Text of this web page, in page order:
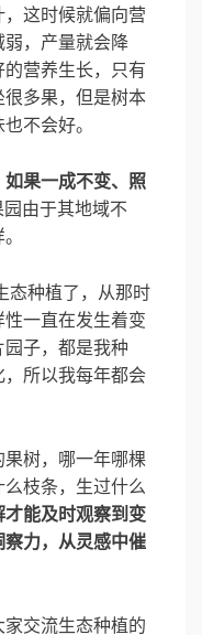
这时候就偏向营
，产量就会降
营养生长，只有
多果，但是树本
不会好。
果一成不变、照
由于其地域不
态种植了，从那时
一直在发生着变
子，都是我种
所以我每年都会
树，哪一年哪棵
枝条，生过什么
才能及时观察到变
力，从灵感中催
交流生态种植的